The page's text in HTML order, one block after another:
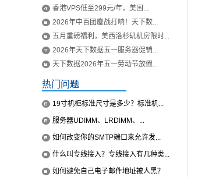
香港VPS低至299元/年，美国...
2026年中百团鏖战打响！天下数...
五月重磅福利，美西洛杉矶机房限时...
2026年天下数据五一服务器促销...
天下数据2026年五一劳动节放假...
热门问题
19寸机柜标准尺寸是多少？标准机...
服务器UDIMM、LRDIMM、...
如何改变你的SMTP端口来允许发...
什么叫专线接入？专线接入有几种类...
如何避免自己电子邮件地址被人黑？